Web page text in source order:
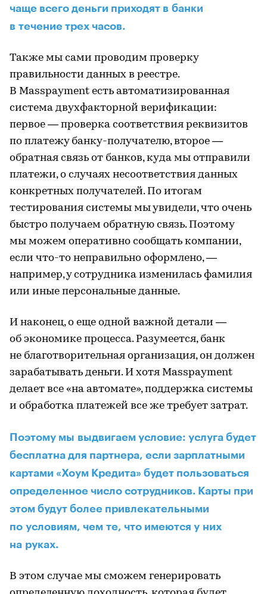
чаще всего деньги приходят в банки
в течение трех часов.
Также мы сами проводим проверку
правильности данных в реестре.
В Masspayment есть автоматизированная
система двухфакторной верификации:
первое — проверка соответствия реквизитов
по платежу банку-получателю, второе —
обратная связь от банков, куда мы отправили
платежи, о случаях несоответствия данных
конкретных получателей. По итогам
тестирования системы мы увидели, что очень
быстро получаем обратную связь. Поэтому
мы можем оперативно сообщать компании,
если что-то неправильно оформлено, —
например, у сотрудника изменилась фамилия
или иные персональные данные.
И наконец, о еще одной важной детали —
об экономике процесса. Разумеется, банк
не благотворительная организация, он должен
зарабатывать деньги. И хотя Masspayment
делает все «на автомате», поддержка системы
и обработка платежей все же требует затрат.
Поэтому мы выдвигаем условие: услуга будет
бесплатна для партнера, если зарплатными
картами «Хоум Кредита» будет пользоваться
определенное число сотрудников. Карты при
этом будут более привлекательными
по условиям, чем те, что имеются у них
на руках.
В этом случае мы сможем генерировать